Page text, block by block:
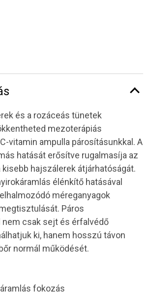
és a rozáceás tünetek
mezoterápiás
vitamin ampulla párosításunkkal. A
hatását erősítve rugalmasíja az
hajszálerek átjárhatóságát.
élénkítő hatásával
méreganyagok
Páros
nem csak sejt és érfalvédő
ki, hanem hosszú távon
normál működését.
fokozás